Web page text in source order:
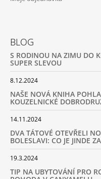
BLOG
S RODINOU NA ZIMU DO
SUPER SLEVOU
8.12.2024
NAŠE NOVÁ KNIHA
KOUZELNICKÉ
14.11.2024
DVA TÁTOVÉ OTEVŘELI
BOLESLAVI: CO JE JINDE
19.3.2024
TIP NA UBYTOVÁNÍ PRO